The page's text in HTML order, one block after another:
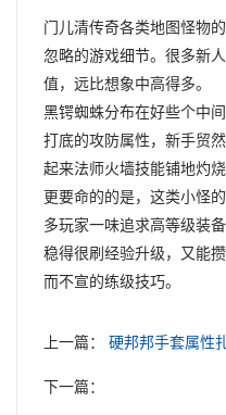
门儿清传奇各类地图怪物
忽略的游戏细节。很多新
值，远比想象中高得多。
黑锷蜘蛛分布在好些个中
打底的攻防属性，新手贸
起来法师火墙技能铺地灼
更要命的的是，这类小怪
多玩家一味追求高等级装
稳得很刷经验升级，又能
而不宣的练级技巧。
上一篇：硬邦邦手套属性
下一篇：